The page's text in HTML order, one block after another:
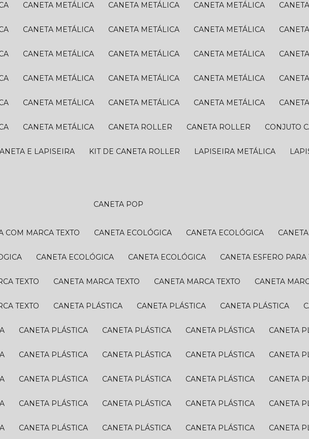
CANETA METÁLICA CANETA METÁLICA CANETA METÁLICA
CANETA METÁLICA CANETA METÁLICA CANETA METÁLICA
CANETA METÁLICA CANETA METÁLICA CANETA METÁLICA
CANETA METÁLICA CANETA METÁLICA CANETA METÁLICA
CANETA METÁLICA CANETA METÁLICA CANETA METÁLICA
CANETA METÁLICA CANETA ROLLER CANETA ROLLER CONJUTO
E LAPISEIRA KIT DE CANETA ROLLER LAPISEIRA METÁLICA
CANETA POP
COM MARCA TEXTO CANETA ECOLÓGICA CANETA ECOLÓGICA
CANETA ECOLÓGICA CANETA ECOLÓGICA CANETA ESFERO
TEXTO CANETA MARCA TEXTO CANETA MARCA TEXTO CANETA
TEXTO CANETA PLÁSTICA CANETA PLÁSTICA CANETA PLÁSTICA
CANETA PLÁSTICA CANETA PLÁSTICA CANETA PLÁSTICA CANETA
CANETA PLÁSTICA CANETA PLÁSTICA CANETA PLÁSTICA CANETA
CANETA PLÁSTICA CANETA PLÁSTICA CANETA PLÁSTICA CANETA
CANETA PLÁSTICA CANETA PLÁSTICA CANETA PLÁSTICA CANETA
CANETA PLÁSTICA CANETA PLÁSTICA CANETA PLÁSTICA CANETA